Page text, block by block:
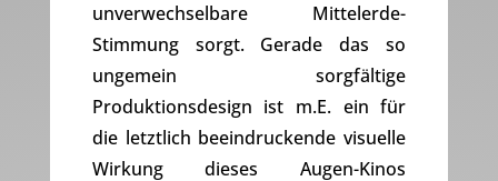
unverwechselbare Mittelerde-
Stimmung sorgt. Gerade das so
ungemein sorgfältige
Produktionsdesign ist m.E. ein für
die letztlich beeindruckende visuelle
Wirkung dieses Augen-Kinos